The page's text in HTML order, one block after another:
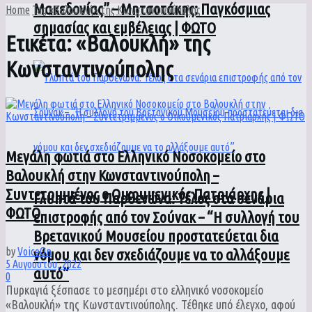
Μακεδονίας” – Μητσοτάκης: Παγκόσμιας
σημασίας και εμβέλειας | ΦΩΤΟ
Γλυπτά του Παρθενώνα: Τέλος στα σενάρια
επιστροφής από τον Σούνακ – “Η συλλογή του
Βρετανικού Μουσείου προστατεύεται δια
νόμου και δεν σχεδιάζουμε να το αλλάξουμε
αυτό”
Home Tag«Βαλουκλή» της Κωνσταντινούπολης
Ετικέτα:«Βαλουκλή» της
Κωνσταντινούπολης
Μεγάλη φωτιά στο Ελληνικό Νοσοκομείο στο
Βαλουκλή στην Κωνσταντινούπολη –
Συντετριμμένος ο Οικουμενικός Πατριάρχης |
ΦΩΤΟ
byVoiceOn
5 Αυγούστου, 2022
0
Πυρκαγιά ξέσπασε το μεσημέρι στο ελληνικό νοσοκομείο
«Βαλουκλή» της Κωνσταντινούπολης. Τέθηκε υπό έλεγχο, αφού